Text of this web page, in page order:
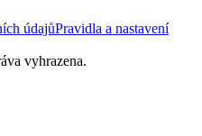
údajůPravidla a nastavení
vyhrazena.